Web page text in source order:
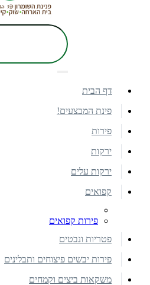
דף הבית
פינת המבצעים!
פירות
ירקות
ירקות עלים
קפואים
פירות קפואים
פטריות ונבטים
פירות יבשים פיצוחים ותבלינים
משקאות ביצים וקמחים